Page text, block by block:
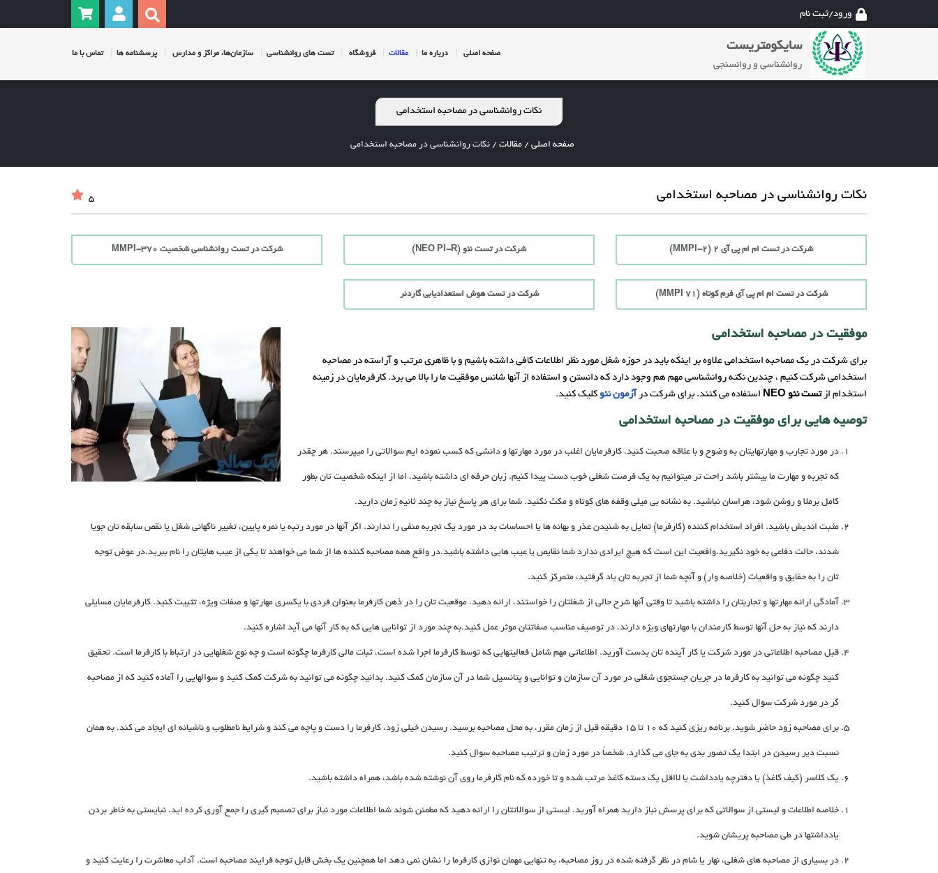
ورود/ثبت نام
سایکومتریست
روانشناسی و روانسنجی
صفحه اصلی درباره ما مقالات فروشگاه تست های روانشناسی سازمان‌ها، مراکز و مدارس پرسشنامه ها تماس با ما
نکات روانشناسی در مصاحبه استخدامی
صفحه اصلی /مقالات /نکات روانشناسی در مصاحبه استخدامی
نکات روانشناسی در مصاحبه استخدامی 5
شرکت در تست ام ام پی آی 2 (MMPI-2) شرکت در تست نئو (NEO PI-R) شرکت در تست روانشناسی شخصیت MMPI-370
شرکت در تست ام ام پی آی فرم کوتاه (71 MMPI) شرکت در تست هوش استعدادیابی گاردنر
موفقیت در مصاحبه استخدامی
برای شرکت در یک مصاحبه استخدامی علاوه بر اینکه باید در حوزه شغل مورد نظر اطلاعات کافی داشته باشیم و با ظاهری مرتب و آراسته در مصاحبه
استخدامی شرکت کنیم ، چندین نکته روانشناسی مهم هم وجود دارد که دانستن و استفاده از آنها شانس موفقیت ما را بالا می برد. کارفرمایان در زمینه
استخدام ازتست نئو NEO استفاده می کنند. برای شرکت در آزمون نئو کلیک کنید.
توصیه هایی برای موفقیت در مصاحبه استخدامی
در مورد تجارب و مهارتهایتان به وضوح و با علاقه صحبت کنید. کارفرمایان اغلب در مورد مهارتها و دانشی که کسب نموده ایم سوالاتی را میپرسند. هر چقدر
که تجربه و مهارت ما بیشتر باشد راحت تر میتوانیم به یک فرصت شغلی خوب دست پیدا کنیم. زبان حرفه ای داشته باشید، اما از اینکه شخصیت تان بطور
کامل برملا و روشن شود، هراسان نباشید. به نشانه بی میلی وقفه های کوتاه و مکث نکنید. شما برای هر پاسخ نیاز به چند ثانیه زمان دارید.
مثبت اندیش باشید. افراد استخدام کننده (کارفرما) تمایل به شنیدن عذر و بهانه ها یا احساسات بد در مورد یک تجربه منفی را ندارند. اگر آنها در مورد رتبه یا نمره پایین، تغییر ناگهانی شغل یا نقص سابقه تان جویا
شدند، حالت دفاعی به خود نگیرید.واقعیت این است که هیچ ایرادی ندارد شما نقایص یا عیب هایی داشته باشید.در واقع همه مصاحبه کننده ها از شما می خواهند تا یکی از عیب هایتان را نام ببرید.در عوض توجه
تان را به حقایق و واقعیات (خلاصه وار) و آنچه شما از تجربه تان یاد گرفتید، متمرکز کنید.
آمادگی ارائه مهارتها و تجاربتان را داشته باشید تا وقتی آنها شرح حالی از شغلتان را خواستند، ارائه دهید. موقعیت تان را در ذهن کارفرما بعنوان فردی با یکسری مهارتها و صفات ویژه، تثبیت کنید. کارفرمایان مسایلی
دارند که نیاز به حل آنها توسط کارمندان با مهارتهای ویژه دارند. در توصیف مناسب صفاتتان موثر عمل کنید.به چند مورد از توانایی هایی که به کار آنها می آید اشاره کنید.
قبل مصاحبه اطلاعاتی در مورد شرکت یا کار آینده تان بدست آورید. اطلاعاتی مهم شامل فعالیتهایی که توسط کارفرما اجرا شده است، ثبات مالی کارفرما چگونه است و چه نوع شغلهایی در ارتباط با کارفرما است. تحقیق
کنید چگونه می توانید به کارفرما در جریان جستجوی شغلی در مورد آن سازمان و توانایی و پتانسیل شما در آن سازمان کمک کنید. بدانید چگونه می توانید به شرکت کمک کنید و سوالهایی را آماده کنید که از مصاحبه
گر در مورد شرکت سوال کنید.
برای مصاحبه زود حاضر شوید. برنامه ریزی کنید که 10 تا 15 دقیقه قبل از زمان مقرر، به محل مصاحبه برسید. رسیدن خیلی زود، کارفرما را دست و پاچه می کند و شرایط نامطلوب و ناشیانه ای ایجاد می کند. به همان
نسبت دیر رسیدن در ابتدا یک تصور بدی به جای می گذارد. شخصاً در مورد زمان و ترتیب مصاحبه سوال کنید.
یک کلاسر (کیف کاغذ) یا دفترچه یادداشت یا لااقل یک دسته کاغذ مرتب شده و تا خورده که نام کارفرما روی آن نوشته شده باشد، همراه داشته باشید.
خلاصه اطلاعات و لیستی از سوالاتی که برای پرسش نیاز دارید همراه آورید. لیستی از سوالاتتان را ارائه دهید که مطمئن شوند شما اطلاعات مورد نیاز برای تصمیم گیری را جمع آوری کرده اید. نبایستی به خاطر بردن
یادداشتها در طی مصاحبه پریشان شوید.
در بسیاری از مصاحبه های شغلی، نهار یا شام در نظر گرفته شده در روز مصاحبه، به تنهایی مهمان نوازی کارفرما را نشان نمی دهد اما همچنین یک بخش قابل توجه فرایند مصاحبه است. آداب معاشرت را رعایت کنید و